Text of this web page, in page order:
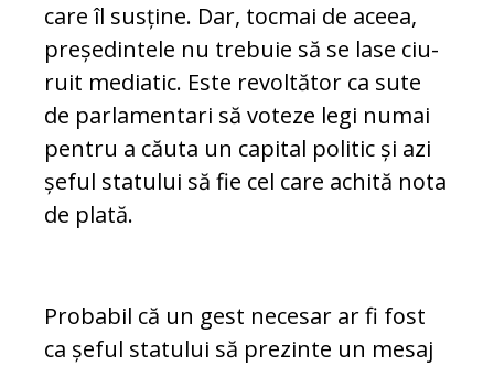
care îl susține. Dar, tocmai de aceea,
președintele nu trebuie să se lase ciu­
ru­it mediatic. Este revoltător ca sute
de parlamentari să voteze legi numai
pen­tru a căuta un capital politic și azi
șeful sta­tului să fie cel care achită nota
de plată.
Probabil că un gest necesar ar fi fost
ca șe­ful statului să prezinte un mesaj